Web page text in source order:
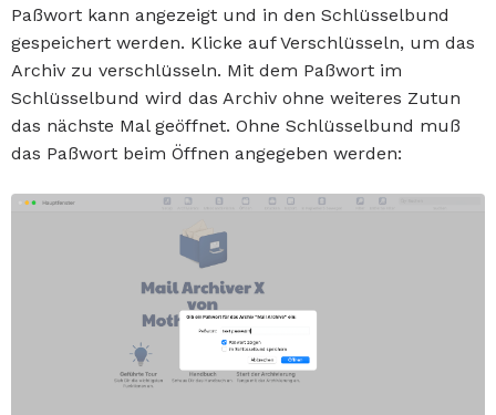
Paßwort kann angezeigt und in den Schlüsselbund
gespeichert werden. Klicke auf Verschlüsseln, um das
Archiv zu verschlüsseln. Mit dem Paßwort im
Schlüsselbund wird das Archiv ohne weiteres Zutun
das nächste Mal geöffnet. Ohne Schlüsselbund muß
das Paßwort beim Öffnen angegeben werden: